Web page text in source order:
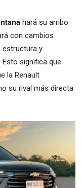
hará su arribo
con cambios
estructura y
significa que
la Renault
su rival más directa